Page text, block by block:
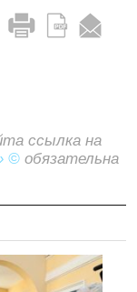
ссылка на
© обязательна